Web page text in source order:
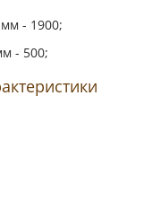
- 1900;
- 500;